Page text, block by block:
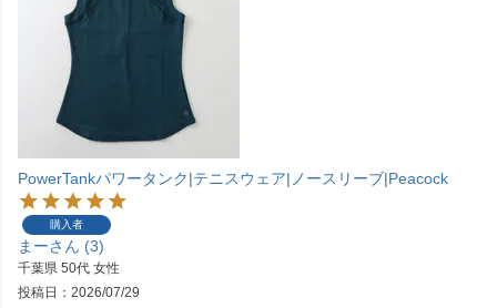
PowerTankパワータンク|テニスウェア|ノースリーブ|Peacock
購入者
まー 3
千葉県 50代 女性
投稿日
2026/07/29